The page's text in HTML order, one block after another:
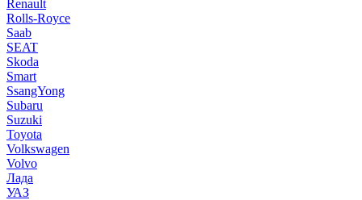
Renault
Rolls-Royce
Saab
SEAT
Skoda
Smart
SsangYong
Subaru
Suzuki
Toyota
Volkswagen
Volvo
Лада
УАЗ